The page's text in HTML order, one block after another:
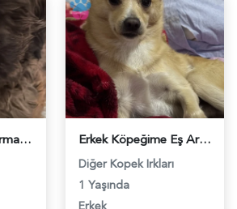
Poddle-Shih tzu kırma 2.5 yaşında erkek köpeğime dişi - 118977431 Erkek Köpeğime Eş Arıyorum – İstanbul Bayrampaşa - 118977385
Diğer Kopek Irkları
1 Yaşında
Erkek